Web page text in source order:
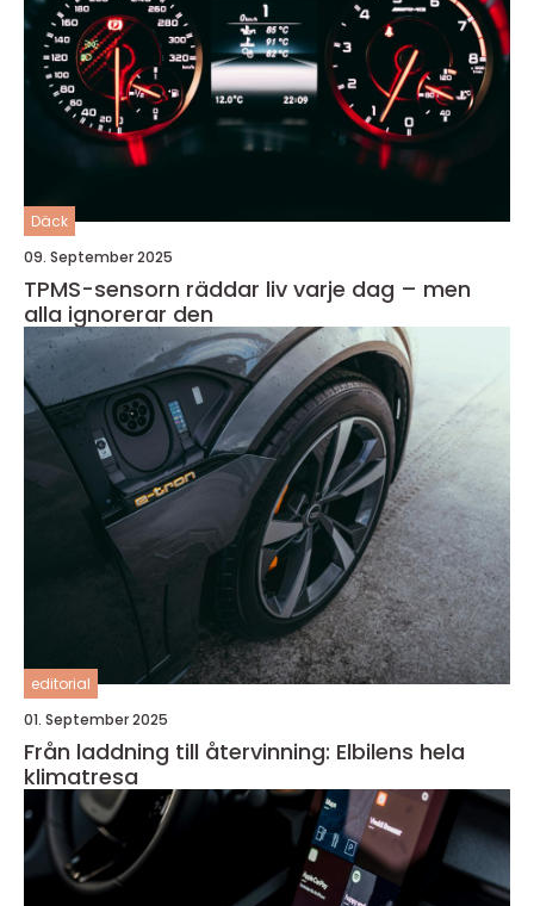
Däck
09. September 2025
TPMS-sensorn räddar liv varje dag – men
alla ignorerar den
editorial
01. September 2025
Från laddning till återvinning: Elbilens hela
klimatresa